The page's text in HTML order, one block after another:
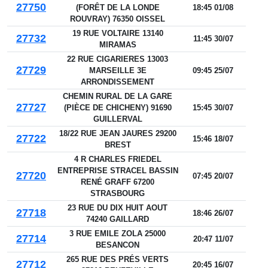
27750
(FORÊT DE LA LONDE
ROUVRAY) 76350 OISSEL
18:45 01/08
27732
19 RUE VOLTAIRE 13140
MIRAMAS
11:45 30/07
27729
22 RUE CIGARIERES 13003
MARSEILLE 3E
ARRONDISSEMENT
09:45 25/07
27727
CHEMIN RURAL DE LA GARE
(PIÈCE DE CHICHENY) 91690
GUILLERVAL
15:45 30/07
27722
18/22 RUE JEAN JAURES 29200
BREST
15:46 18/07
27720
4 R CHARLES FRIEDEL
ENTREPRISE STRACEL BASSIN
RENÉ GRAFF 67200
STRASBOURG
07:45 20/07
27718
23 RUE DU DIX HUIT AOUT
74240 GAILLARD
18:46 26/07
27714
3 RUE EMILE ZOLA 25000
BESANCON
20:47 11/07
27712
265 RUE DES PRÉS VERTS
20:45 16/07